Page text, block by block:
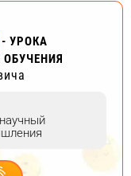
- УРОКА